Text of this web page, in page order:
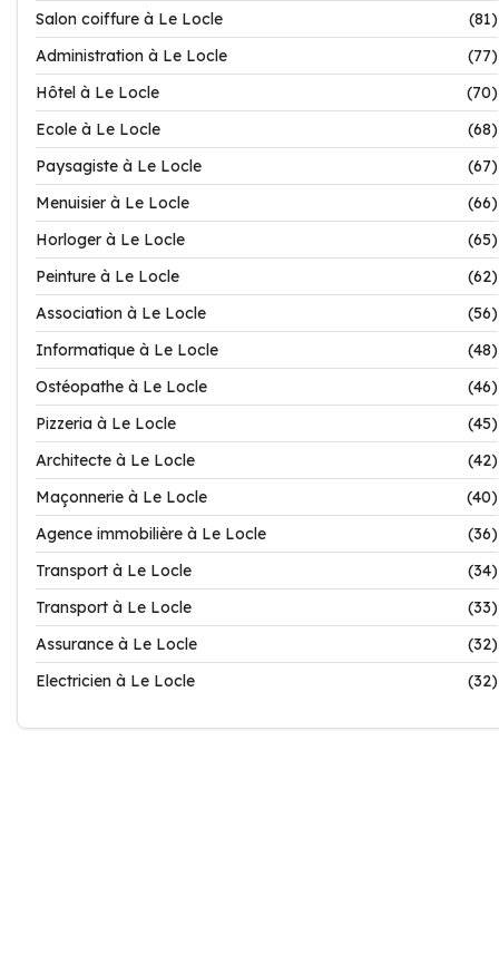
Salon coiffure à Le Locle
(81)
Administration à Le Locle
(77)
Hôtel à Le Locle
(70)
Ecole à Le Locle
(68)
Paysagiste à Le Locle
(67)
Menuisier à Le Locle
(66)
Horloger à Le Locle
(65)
Peinture à Le Locle
(62)
Association à Le Locle
(56)
Informatique à Le Locle
(48)
Ostéopathe à Le Locle
(46)
Pizzeria à Le Locle
(45)
Architecte à Le Locle
(42)
Maçonnerie à Le Locle
(40)
Agence immobilière à Le Locle
(36)
Transport à Le Locle
(34)
Transport à Le Locle
(33)
Assurance à Le Locle
(32)
Electricien à Le Locle
(32)